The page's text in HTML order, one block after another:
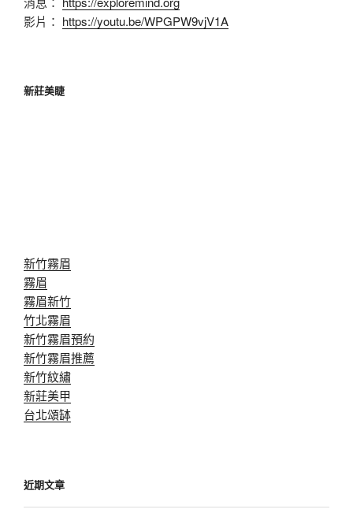
影片： https://youtu.be/WPGPW9vjV1A
新莊美睫
新竹霧眉
霧眉
霧眉新竹
竹北霧眉
新竹霧眉預約
新竹霧眉推薦
新竹紋繡
新莊美甲
台北頌缽
近期文章